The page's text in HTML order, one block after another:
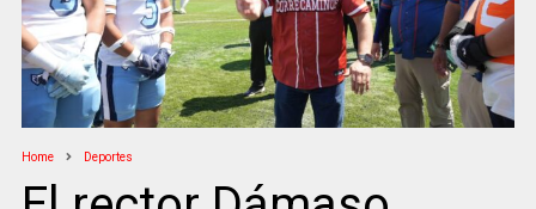
Home Deportes